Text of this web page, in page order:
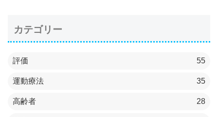
カテゴリー
評価 55
運動療法 35
高齢者 28